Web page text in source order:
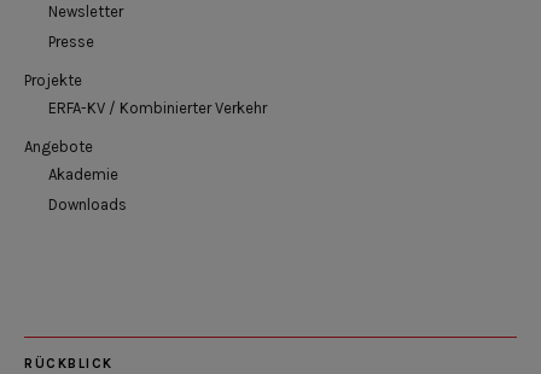
Newsletter
Presse
Projekte
ERFA-KV / Kombinierter Verkehr
Angebote
Akademie
Downloads
RÜCKBLICK